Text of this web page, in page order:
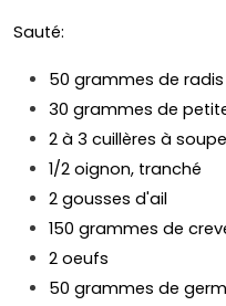
Sauté:
50 grammes de radis
30 grammes de
2 à 3 cuillères à
1/2 oignon, tranché
2 gousses d'ail
150 grammes de
2 oeufs
50 grammes de